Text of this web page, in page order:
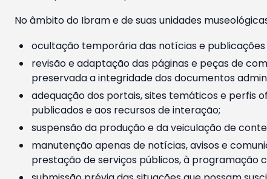
No âmbito do Ibram e de suas unidades
ocultação temporária das notícias e
revisão e adaptação das páginas e peças de
preservada a integridade dos documentos
adequação dos portais, sites temáticos e perfis
publicados e aos recursos de interação;
suspensão da produção e da veiculação de
manutenção apenas de notícias, avisos e
prestação de serviços públicos, à programação